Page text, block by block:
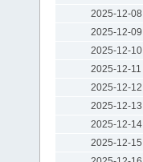
2025-12-08
2025-12-09
2025-12-10
2025-12-11
2025-12-12
2025-12-13
2025-12-14
2025-12-15